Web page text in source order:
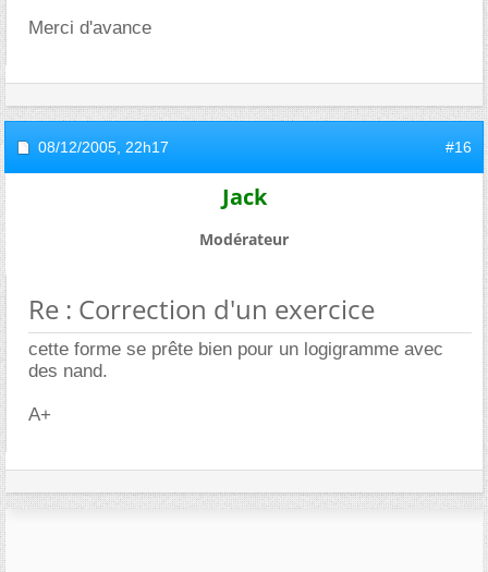
Merci d'avance
08/12/2005, 22h17 #16
Jack
Modérateur
Re : Correction d'un exercice
cette forme se prête bien pour un logigramme avec
des nand.
A+